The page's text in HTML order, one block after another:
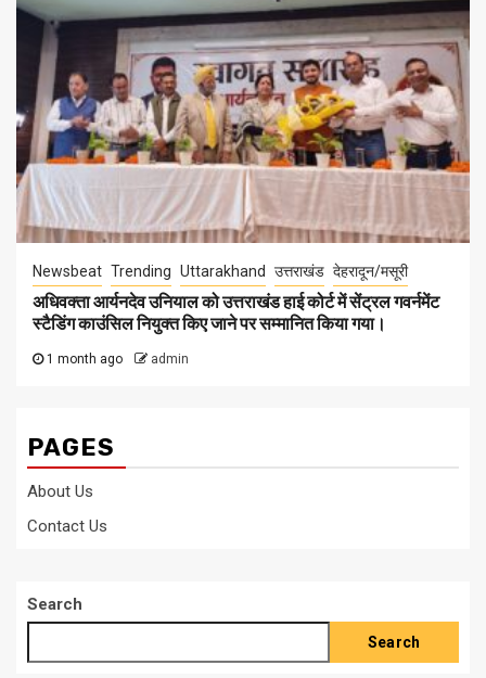
Newsbeat Trending Uttarakhand उत्तराखंड देहरादून/मसूरी
अधिवक्ता आर्यनदेव उनियाल को उत्तराखंड हाई कोर्ट में सेंट्रल गवर्नमेंट
स्टैडिंग काउंसिल नियुक्त किए जाने पर सम्मानित किया गया।
1 month ago admin
PAGES
About Us
Contact Us
Search
Search